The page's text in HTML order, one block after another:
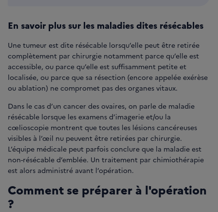
En savoir plus sur les maladies dites résécables
Une tumeur est dite résécable lorsqu’elle peut être retirée
complètement par chirurgie notamment parce qu’elle est
accessible, ou parce qu’elle est suffisamment petite et
localisée, ou parce que sa résection (encore appelée exérèse
ou ablation) ne compromet pas des organes vitaux.
Dans le cas d’un cancer des ovaires, on parle de maladie
résécable lorsque les examens d’imagerie et/ou la
cœlioscopie montrent que toutes les lésions cancéreuses
visibles à l’œil nu peuvent être retirées par chirurgie.
L’équipe médicale peut parfois conclure que la maladie est
non-résécable d’emblée. Un traitement par chimiothérapie
est alors administré avant l’opération.
Comment se préparer à l'opération
?